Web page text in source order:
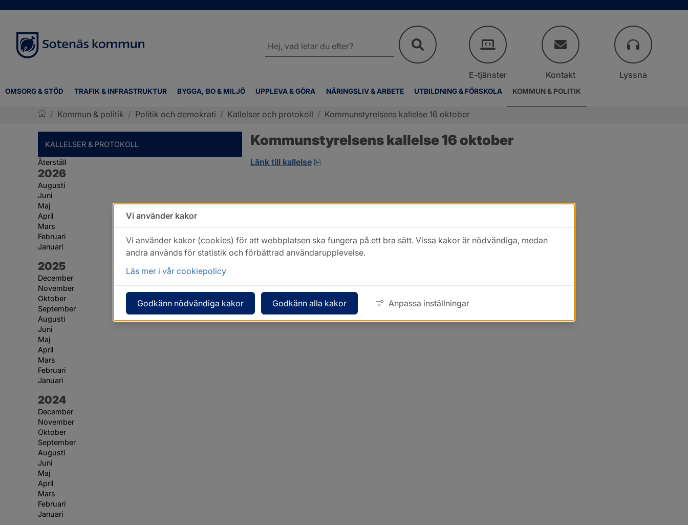
OMSORG & STÖD TRAFIK & INFRASTRUKTUR BYGGA, BO & MILJÖ UPPLEVA & GÖRA NÄRINGSLIV & ARBETE UTBILDNING & FÖRSKOLA KOMMUN & POLITIK
webbplatsen
E-tjänster Kontakt Lyssna
/ Kommun & politik / Politik och demokrati / Kallelser och protokoll / Kommunstyrelsens kallelse 16 oktober
KALLELSER & PROTOKOLL
Återställ
År:
2026
Augusti
Juni
Maj
April
Mars
Februari
Januari
År:
2025
December
November
Oktober
September
Augusti
Juni
Maj
April
Mars
Februari
Januari
År:
2024
December
November
Oktober
September
Augusti
Juni
Maj
April
Mars
Februari
Januari
Kommunstyrelsens kallelse 16 oktober
Länk till kallelse pdf, öppnas i nytt fönster.
Vi använder kakor
Vi använder kakor (cookies) för att webbplatsen ska fungera på ett bra sätt. Vissa kakor är nödvändiga, medan
andra används för statistik och förbättrad användarupplevelse.
Läs mer i vår cookiepolicy
Godkänn nödvändiga kakor Godkänn alla kakor Anpassa inställningar